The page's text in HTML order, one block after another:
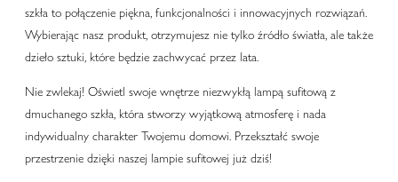
szkła to połączenie piękna, funkcjonalności i innowacyjnych rozwiązań.
Wybierając nasz produkt, otrzymujesz nie tylko źródło światła, ale także
dzieło sztuki, które będzie zachwycać przez lata.
Nie zwlekaj! Oświetl swoje wnętrze niezwykłą lampą sufitową z
dmuchanego szkła, która stworzy wyjątkową atmosferę i nada
indywidualny charakter Twojemu domowi. Przekształć swoje
przestrzenie dzięki naszej lampie sufitowej już dziś!